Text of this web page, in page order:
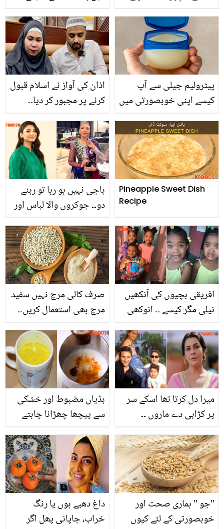
سی ٹپ جو کپڑے دھونے
کے تمام مسائل کرے حل
رپورٹر کے چبھتے سوال پر
کیا جواب دیا؟
اذان کی آواز نے اسلام قبول
کرنے پر مجبور کر دیا۔۔
ٹک ٹاکر کو مسلمان کیسے
بنایا؟
پیٹرولیم جیلی سے آپ
کیسے اپنی خوبصورتی میں
اس کے 5 ایسے زبردست
فائدے جو آپ کو بھی
معلوم نہیں ہوں گے
باجی نہیں ہو رہا تو رہنے
دو۔۔ جوکروں والا لباس اور
انگریزی سن کر لوگوں نے
کان کیوں پکڑ لیے؟
Pineapple Sweet Dish
Recipe
صرف کالی مرچ نہیں سفید
مرچ بھی استعمال کریں۔۔
حیرت انگیز فوائد جو آپ
نے پہلے کبھی نہیں سُنے
ہوں گے ۔۔۔'
افریقی بچیوں کی آنکھیں
نیلی مگر کیسے ۔۔ انوکھی
کی حقیقت کیا ہے اور ان
کے والد کیوں پریشان ہیں؟
ہڈیاں مضبوط اور خشکی
سے پیچھا چھڑانا چاہتے
میں کیا چیز ڈالیں جو اس
کے فائدے بڑھا دے؟
میرا دل کرتا تھا اسکے سر
پر کڑاہی دے ماروں ۔۔
سیف علی خان کے درمیان
طلاق کی اصل وجہ کیا
تھی؟
داغ دھبے ہوں یا رنگ
خراب، جاپانی پھل اگر
''جو '' ہماری صحت اور
خوبصورتی کے لئے کیوں